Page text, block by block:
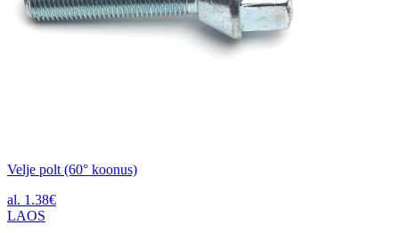
Velje polt (60° koonus)
al. 1.38€
LAOS